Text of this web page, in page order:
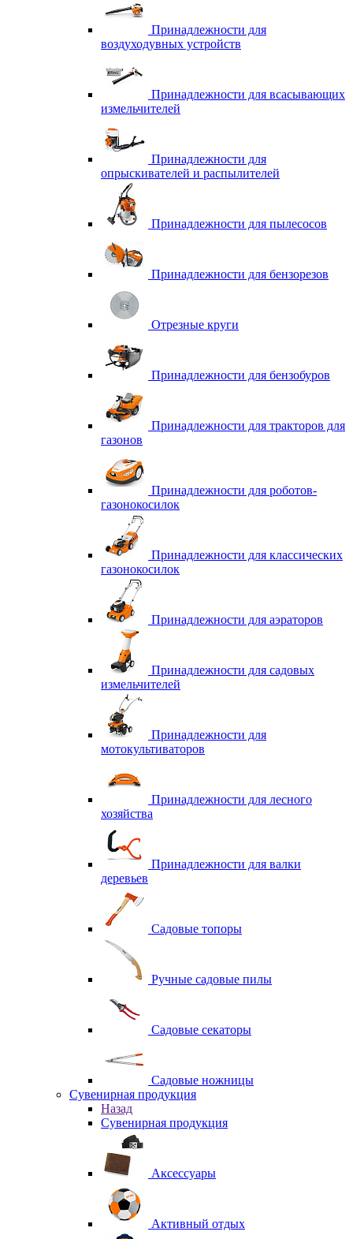
Принадлежности для
воздуходувных устройств
Принадлежности для всасывающих
измельчителей
Принадлежности для
опрыскивателей и распылителей
Принадлежности для пылесосов
Принадлежности для бензорезов
Отрезные круги
Принадлежности для бензобуров
Принадлежности для тракторов для
газонов
Принадлежности для роботов-
газонокосилок
Принадлежности для классических
газонокосилок
Принадлежности для аэраторов
Принадлежности для садовых
измельчителей
Принадлежности для
мотокультиваторов
Принадлежности для лесного
хозяйства
Принадлежности для валки
деревьев
Садовые топоры
Ручные садовые пилы
Садовые секаторы
Садовые ножницы
Сувенирная продукция
Назад
Сувенирная продукция
Аксессуары
Активный отдых